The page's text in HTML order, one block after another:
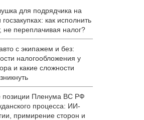
для подрядчика на
как исполнить
не переплачивая налог?
с экипажем и без:
налогообложения у
и какие сложности
позиции Пленума ВС РФ
процесса: ИИ-
примирение сторон и